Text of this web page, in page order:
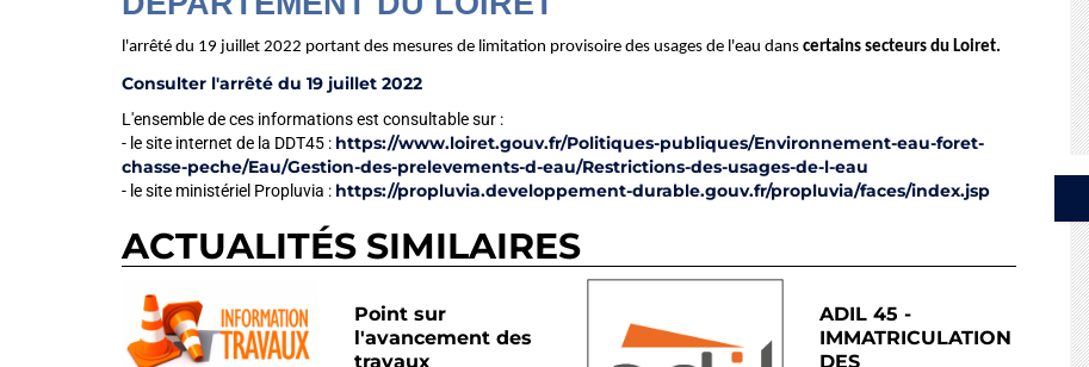
l'arrêté du 19 juillet 2022 portant des mesures de limitation provisoire des usages de l'eau dans certains secteurs du Loiret.
Consulter l'arrêté du 19 juillet 2022
L'ensemble de ces informations est consultable sur :
- le site internet de la DDT45 : https://www.loiret.gouv.fr/Politiques-publiques/Environnement-eau-foret-
chasse-peche/Eau/Gestion-des-prelevements-d-eau/Restrictions-des-usages-de-l-eau
- le site ministériel Propluvia : https://propluvia.developpement-durable.gouv.fr/propluvia/faces/index.jsp
ACTUALITÉS SIMILAIRES
Point sur
l'avancement des
travaux
ADIL 45 -
IMMATRICULATION
DES